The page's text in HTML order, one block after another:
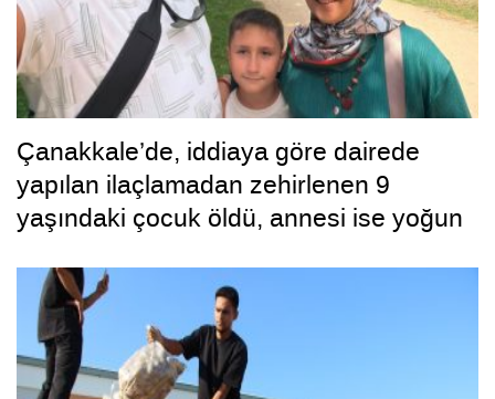
Çanakkale’de, iddiaya göre dairede
yapılan ilaçlamadan zehirlenen 9
yaşındaki çocuk öldü, annesi ise yoğun